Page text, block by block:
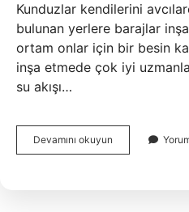
Kunduzlar kendilerini
bulunan yerlere barajlar
ortam onlar için bir besin
inşa etmede çok iyi
su akışı…
Devamını okuyun Kunduzların
En